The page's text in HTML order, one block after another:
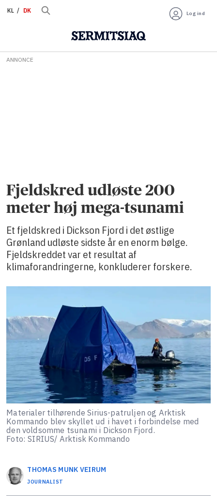
KL DK Log ind
ANNONCE
Fjeldskred udløste 200
meter høj mega-tsunami
Et fjeldskred i Dickson Fjord i det østlige
Grønland udløste sidste år en enorm bølge.
Fjeldskreddet var et resultat af
klimaforandringerne, konkluderer forskere.
Materialer tilhørende Sirius-patruljen og Arktisk
Kommando blev skyllet ud i havet i forbindelse med
den voldsomme tsunami i Dickson Fjord.
Foto: SIRIUS/ Arktisk Kommando
THOMAS MUNK VEIRUM
JOURNALIST